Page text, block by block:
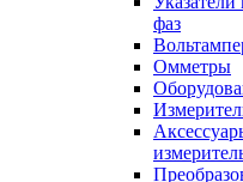
фаз
Омметры